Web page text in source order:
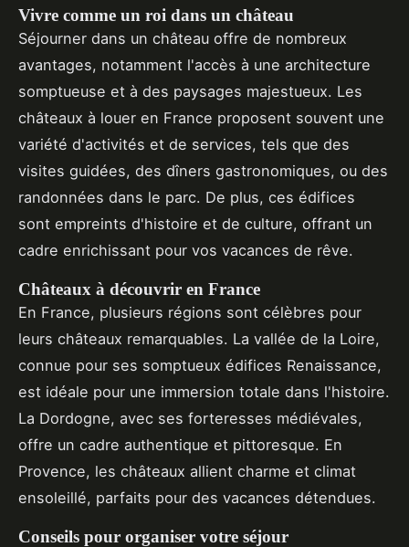
Vivre comme un roi dans un château
Séjourner dans un château offre de nombreux
avantages, notamment l'accès à une architecture
somptueuse et à des paysages majestueux. Les
châteaux à louer en France proposent souvent une
variété d'activités et de services, tels que des
visites guidées, des dîners gastronomiques, ou des
randonnées dans le parc. De plus, ces édifices
sont empreints d'histoire et de culture, offrant un
cadre enrichissant pour vos vacances de rêve.
Châteaux à découvrir en France
En France, plusieurs régions sont célèbres pour
leurs châteaux remarquables. La vallée de la Loire,
connue pour ses somptueux édifices Renaissance,
est idéale pour une immersion totale dans l'histoire.
La Dordogne, avec ses forteresses médiévales,
offre un cadre authentique et pittoresque. En
Provence, les châteaux allient charme et climat
ensoleillé, parfaits pour des vacances détendues.
Conseils pour organiser votre séjour